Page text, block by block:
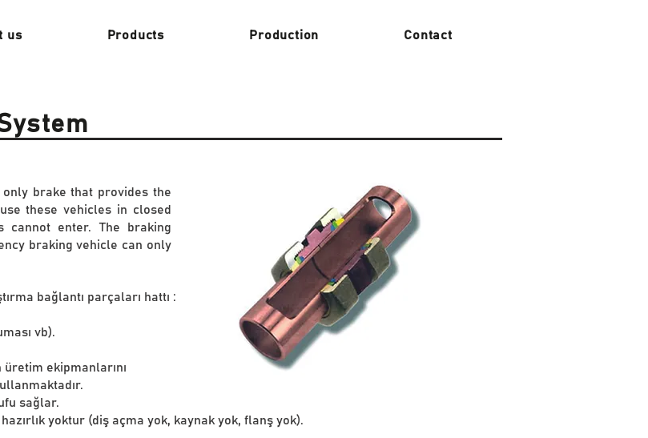
us Products Production Contact
brake that provides the
these vehicles in closed
cannot enter. The braking
braking vehicle can only
bağlantı parçaları hattı :
vb).
üretim ekipmanlarını
sağlar.
yoktur (diş açma yok, kaynak yok, flanş yok).